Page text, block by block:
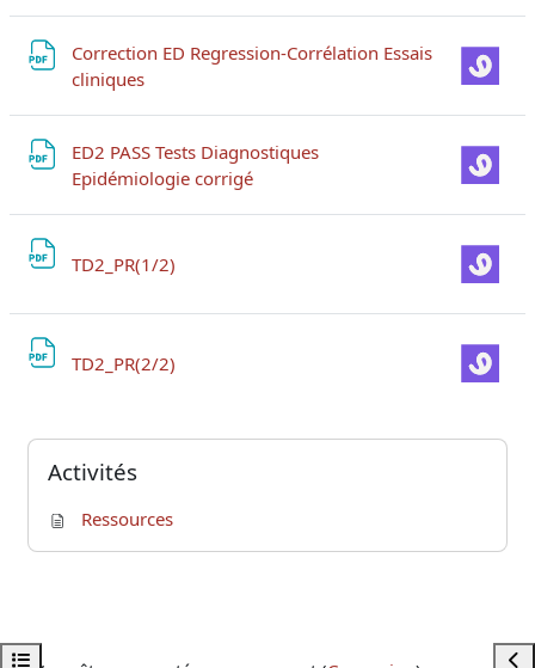
Ouvrir l’index du cours
Correction ED Regression-Corrélation Essais
cliniques
ED2 PASS Tests Diagnostiques
Epidémiologie corrigé
TD2_PR(1/2)
TD2_PR(2/2)
Blocs
Passer Activités
Activités
Ressources